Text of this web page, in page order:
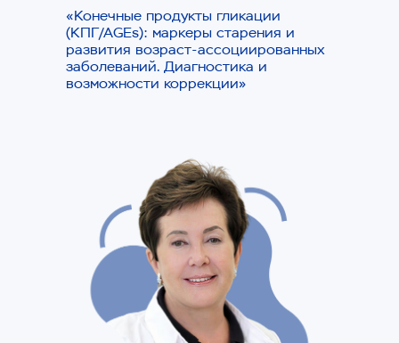
«Конечные продукты гликации
(КПГ/AGEs): маркеры старения и
развития возраст-ассоциированных
заболеваний. Диагностика и
возможности коррекции»
13 августа | Уфа | Очный
формат
Программа конференции